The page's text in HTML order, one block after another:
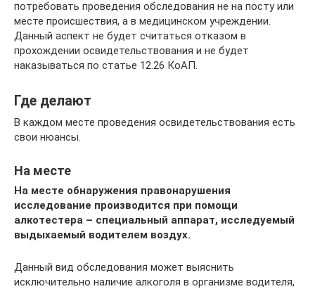
потребовать проведения обследования не на посту или
месте происшествия, а в медицинском учреждении.
Данный аспект не будет считаться отказом в
прохождении освидетельствования и не будет
наказываться по статье 12.26 КоАП.
Где делают
В каждом месте проведения освидетельствования есть
свои нюансы.
На месте
На месте обнаружения правонарушения
исследование производится при помощи
алкотестера – специальный аппарат, исследуемый
выдыхаемый водителем воздух.
Данный вид обследования может выяснить
исключительно наличие алкоголя в организме водителя,